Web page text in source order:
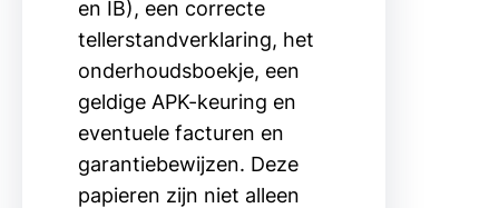
en IB), een correcte
tellerstandverklaring, het
onderhoudsboekje, een
geldige APK-keuring en
eventuele facturen en
garantiebewijzen. Deze
papieren zijn niet alleen